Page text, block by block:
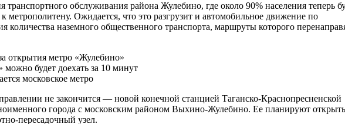
обслуживания района Жулебино, где около 90% населения теперь
метрополитену. Ожидается, что это разгрузит и автомобильное движение по
количества наземного общественного транспорта, маршруты которого
открытия метро «Жулебино»
будет доехать за 10 минут
московское метро
не закончится — новой конечной станцией Таганско-Краснопресненской
города с московским районом Выхино-Жулебино. Ее планируют
пересадочный узел.